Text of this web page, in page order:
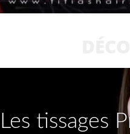
Les tissages